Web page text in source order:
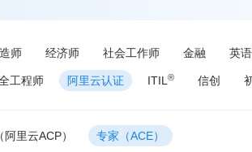
师 经济师 社会工作师 金融 英语
工程师 阿里云认证 ITIL ® 信创
里云ACP） 专家（ACE）